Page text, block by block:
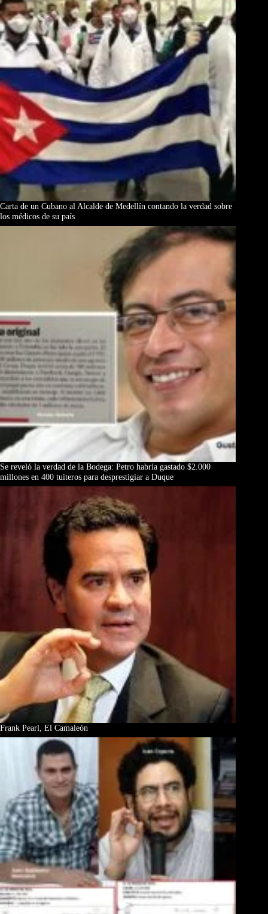
Carta de un Cubano al Alcalde de Medellín contando la verdad sobre
los médicos de su país
Se reveló la verdad de la Bodega: Petro habría gastado $2.000
millones en 400 tuiteros para desprestigiar a Duque
Frank Pearl, El Camaleón